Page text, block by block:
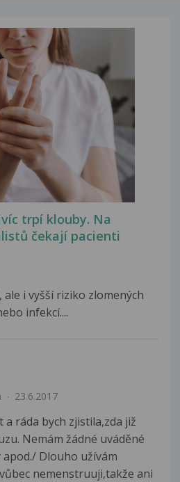
trpí klouby. Na
čekají pacienti
i vyšší riziko zlomených
infekcí....
23.6.2017
a ráda bych zjistila,zda již
Nemám žádné uváděné
Dlouho užívám
nemenstruuji,takže ani